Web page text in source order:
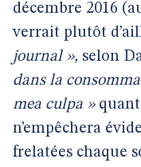
décembre 2016
verrait plutôt
journal », selon
dans la
mea culpa »quant
n’empêchera
frelatées chaque